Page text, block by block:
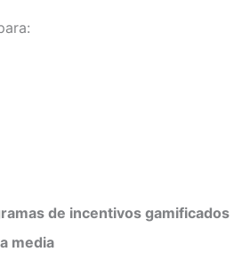
de incentivos gamificados
media